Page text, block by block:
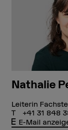
Nathalie
Leiterin
+41 31 848
E-Mail